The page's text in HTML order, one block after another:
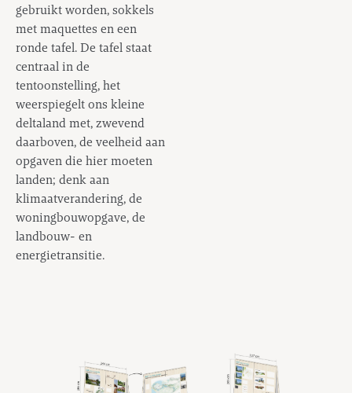
gebruikt worden, sokkels
met maquettes en een
ronde tafel. De tafel staat
centraal in de
tentoonstelling, het
weerspiegelt ons kleine
deltaland met, zwevend
daarboven, de veelheid aan
opgaven die hier moeten
landen; denk aan
klimaatverandering, de
woningbouwopgave, de
landbouw- en
energietransitie.